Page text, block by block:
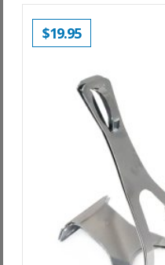
$19.95